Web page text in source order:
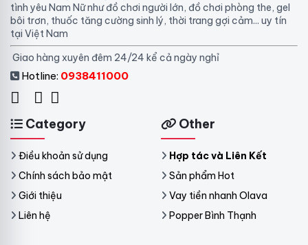
tình yêu Nam Nữ như đồ chơi người lớn, đồ chơi phòng the, gel
bôi trơn, thuốc tăng cường sinh lý, thời trang gợi cảm... uy tín
tại Việt Nam
Giao hàng xuyên đêm 24/24 kể cả ngày nghỉ
Hotline: 0938411000
Category
Điều khoản sử dụng
Chính sách bảo mật
Giới thiệu
Liên hệ
Other
Hợp tác và Liên Kết
Sản phẩm Hot
Vay tiền nhanh Olava
Popper Bình Thạnh